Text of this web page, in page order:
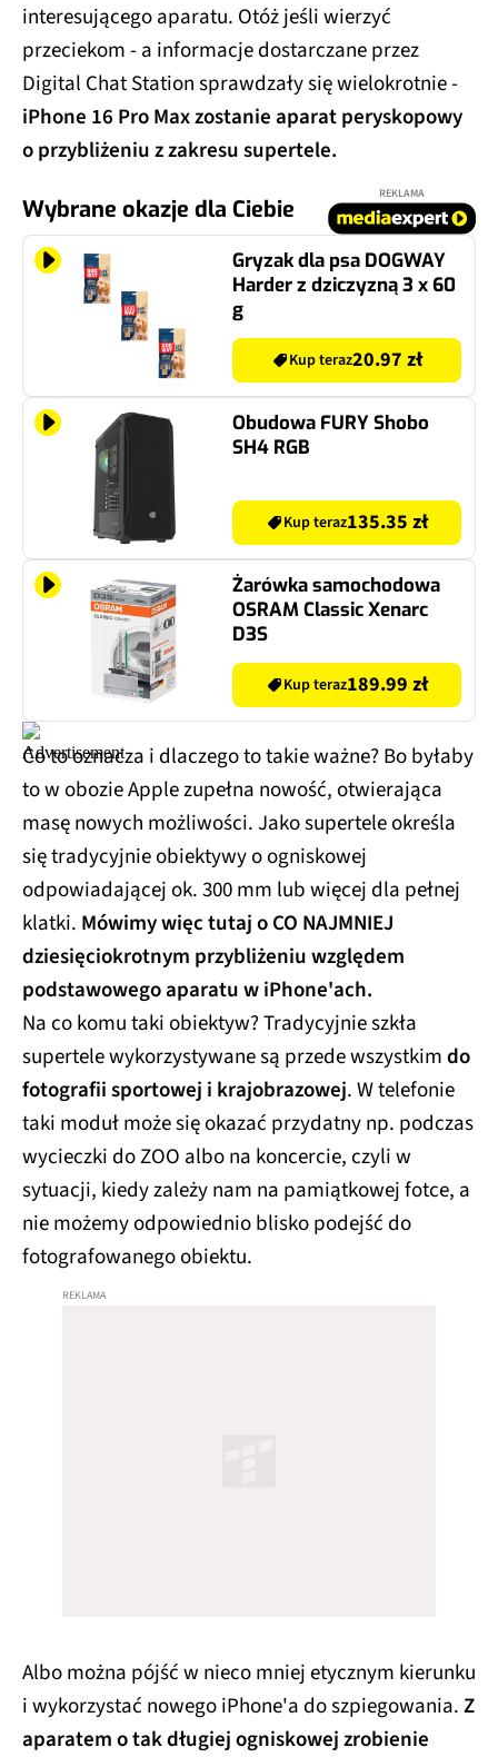
interesującego aparatu. Otóż jeśli wierzyć
przeciekom - a informacje dostarczane przez
Digital Chat Station sprawdzały się wielokrotnie -
iPhone 16 Pro Max zostanie aparat peryskopowy
o przybliżeniu z zakresu supertele.
Wybrane okazje dla Ciebie
REKLAMA
Gryzak dla psa DOGWAY
Harder z dziczyzną 3 x 60
g
Kup teraz20.97 zł
Obudowa FURY Shobo
SH4 RGB
Kup teraz135.35 zł
Żarówka samochodowa
OSRAM Classic Xenarc
D3S
Kup teraz189.99 zł
Co to oznacza i dlaczego to takie ważne? Bo byłaby
to w obozie Apple zupełna nowość, otwierająca
masę nowych możliwości. Jako supertele określa
się tradycyjnie obiektywy o ogniskowej
odpowiadającej ok. 300 mm lub więcej dla pełnej
klatki. Mówimy więc tutaj o CO NAJMNIEJ
dziesięciokrotnym przybliżeniu względem
podstawowego aparatu w iPhone'ach.
Na co komu taki obiektyw? Tradycyjnie szkła
supertele wykorzystywane są przede wszystkimdo
fotografii sportowej i krajobrazowej. W telefonie
taki moduł może się okazać przydatny np. podczas
wycieczki do ZOO albo na koncercie, czyli w
sytuacji, kiedy zależy nam na pamiątkowej fotce, a
nie możemy odpowiednio blisko podejść do
fotografowanego obiektu.
Albo można pójść w nieco mniej etycznym kierunku
i wykorzystać nowego iPhone'a do szpiegowania.Z
aparatem o tak długiej ogniskowej zrobienie